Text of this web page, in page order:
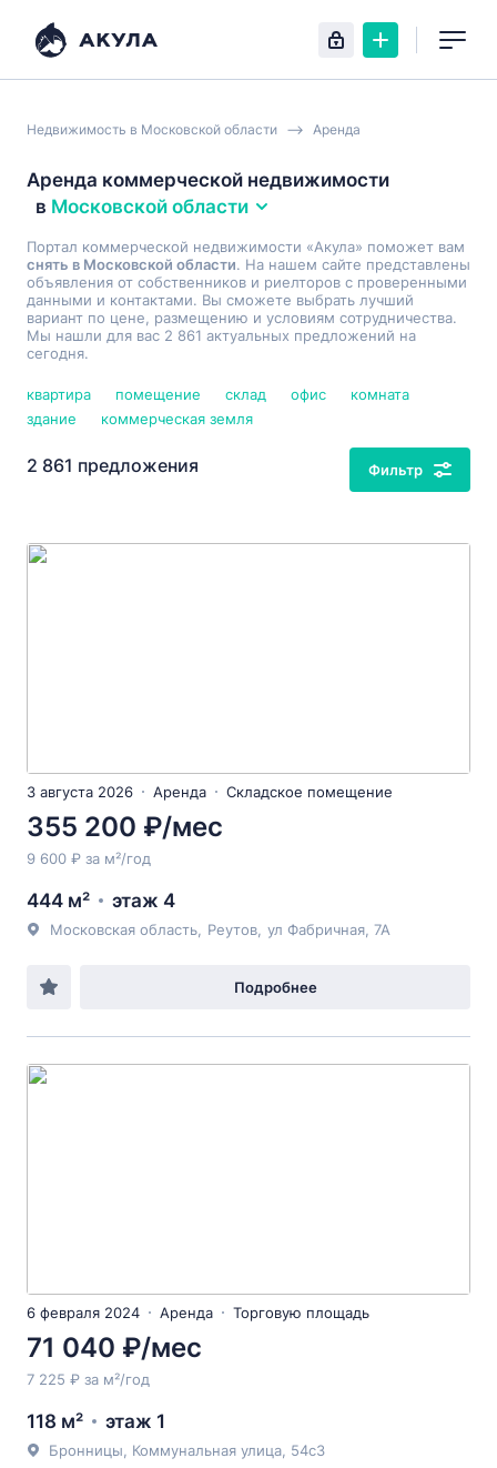
Недвижимость в Московской области Аренда
Аренда коммерческой недвижимости
в Московской области
Портал коммерческой недвижимости «Акула» поможет вам
снять в Московской области. На нашем сайте представлены
объявления от собственников и риелторов с проверенными
данными и контактами. Вы сможете выбрать лучший
вариант по цене, размещению и условиям сотрудничества.
Мы нашли для вас 2 861 актуальных предложений на
сегодня.
квартира помещение склад офис
комната
здание
коммерческая земля
2 861 предложения Фильтр
3 августа 2026 Аренда Складское помещение
355 200 ₽/мес
9 600 ₽ за м²/год
444 м² этаж 4
Московская область Реутов ул Фабричная , 7А
Подробнее
6 февраля 2024 Аренда Торговую площадь
71 040 ₽/мес
7 225 ₽ за м²/год
118 м² этаж 1
Бронницы, Коммунальная улица, 54с3